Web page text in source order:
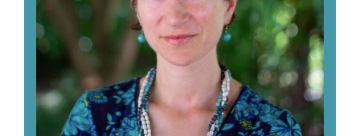
Adhésions
Contact